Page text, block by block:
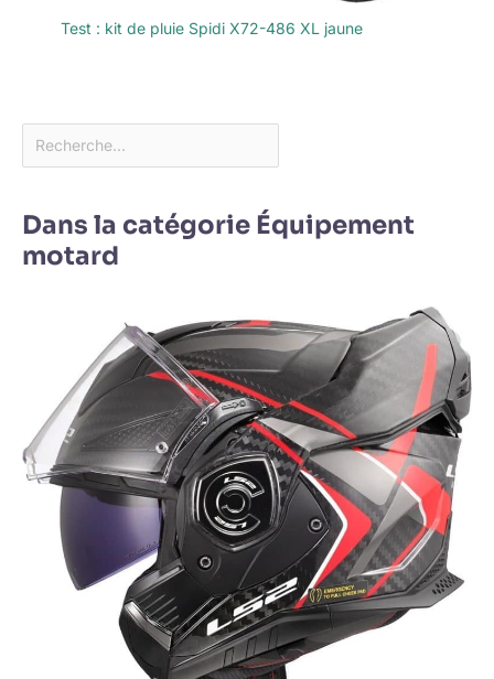
Test : kit de pluie Spidi X72-486 XL jaune
Dans la catégorie Équipement
motard